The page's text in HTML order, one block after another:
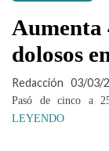
Aumenta
dolosos
Redacción 03/03/
Pasó de cinco a
LEYENDO